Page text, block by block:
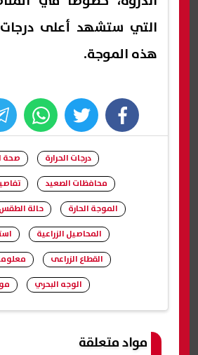
التي ستشهد أعلى درجات
هذه الموجة.
facebook
twitter
whats
درجات الحرارة
صحة
محافظات الصعيد
الموجة الحارة
حالة الطقس
المحاصيل الزراعية
القطاع الزراعى
الوجه البحري
مواد متعلقة